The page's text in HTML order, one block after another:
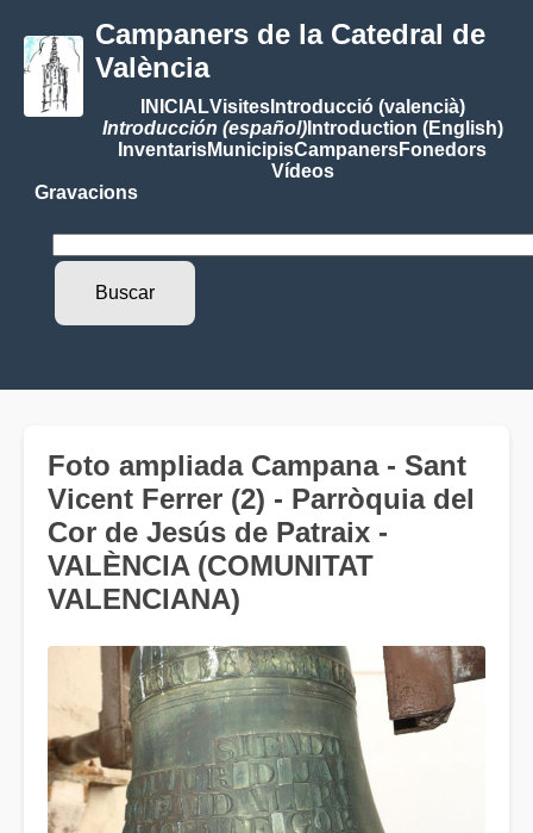
Campaners de la Catedral de
València
INICIALVisitesIntroducció (valencià)
Introducción (español)Introduction (English)
InventarisMunicipisCampanersFonedors
Vídeos
Gravacions
Foto ampliada Campana - Sant
Vicent Ferrer (2) - Parròquia del
Cor de Jesús de Patraix -
VALÈNCIA (COMUNITAT
VALENCIANA)